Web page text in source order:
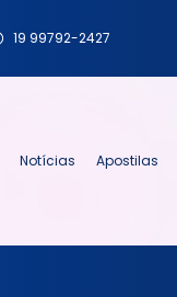
19 99792-2427
Notícias Apostilas